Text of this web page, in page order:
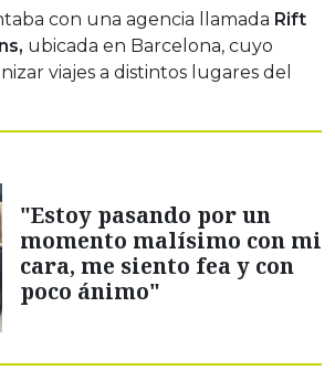
con una agencia llamada Rift
ubicada en Barcelona, cuyo
viajes a distintos lugares del
"Estoy pasando por un
momento malísimo con mi
cara, me siento fea y con
poco ánimo"